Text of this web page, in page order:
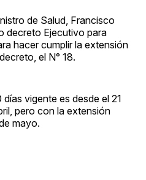
de Salud, Francisco
decreto Ejecutivo para
hacer cumplir la extensión
el N° 18.
vigente es desde el 21
pero con la extensión
mayo.